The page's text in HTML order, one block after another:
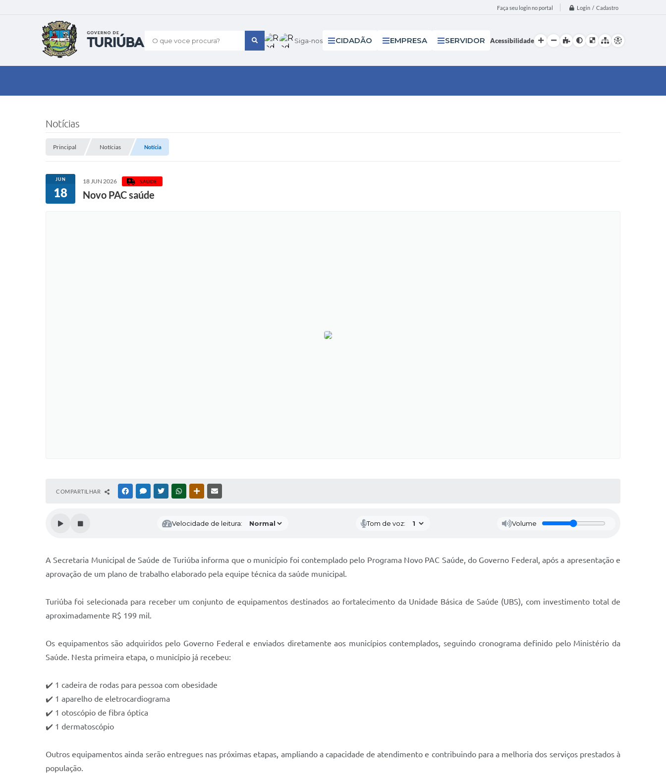
Faça seu login no portal Login / Cadastro
O que voce procura? Siga-nos CIDADÃO EMPRESA SERVIDOR Acessibilidade
Notícias
Principal Notícias Notícia
JUN
18
18 JUN 2026 SAÚDE
Novo PAC saúde
COMPARTILHAR FACEBOOKMESSENGER
TWITTERWHATSAPPOUTRAS MÍDIAS
Velocidade de leitura: Tom de voz: Volume
A Secretaria Municipal de Saúde de Turiúba informa que o município foi contemplado pelo Programa Novo PAC Saúde, do Governo Federal, após a apresentação e
aprovação de um plano de trabalho elaborado pela equipe técnica da saúde municipal.
Turiúba foi selecionada para receber um conjunto de equipamentos destinados ao fortalecimento da Unidade Básica de Saúde (UBS), com investimento total de
aproximadamente R$ 199 mil.
Os equipamentos são adquiridos pelo Governo Federal e enviados diretamente aos municípios contemplados, seguindo cronograma definido pelo Ministério da
Saúde. Nesta primeira etapa, o município já recebeu:
✔️ 1 cadeira de rodas para pessoa com obesidade
✔️ 1 aparelho de eletrocardiograma
✔️ 1 otoscópio de fibra óptica
✔️ 1 dermatoscópio
Outros equipamentos ainda serão entregues nas próximas etapas, ampliando a capacidade de atendimento e contribuindo para a melhoria dos serviços prestados à
população.